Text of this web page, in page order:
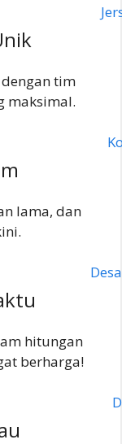
tim
maksimal.
lama, dan
hitungan
berharga!